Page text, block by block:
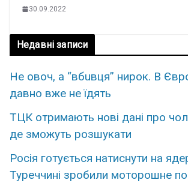
30.09.2022
Недавні записи
Нe овoч, а “вбuвця” ниpок. В
дaвно вже не їдять
ТЦК отримають нові дані про
де зможуть розшукати
Росія готується натиснути на
Туреччині зробили моторошне